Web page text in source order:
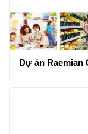
Dự án Raemian